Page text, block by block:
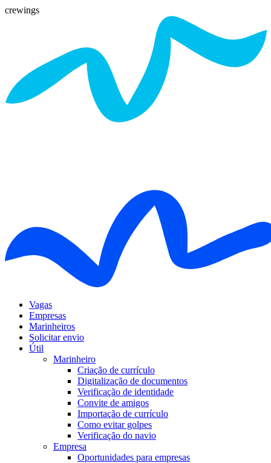
crewings
Vagas
Empresas
Marinheiros
Solicitar envio
Útil
Marinheiro
Criação de currículo
Digitalização de documentos
Verificação de identidade
Convite de amigos
Importação de currículo
Como evitar golpes
Verificação do navio
Empresa
Oportunidades para empresas